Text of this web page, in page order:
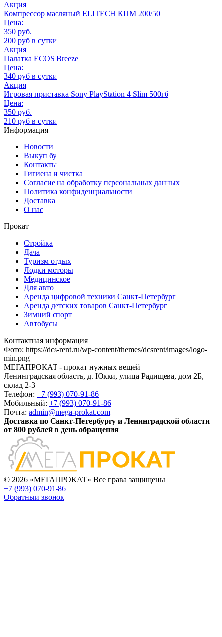
Акция
Компрессор масляный ELITECH КПМ 200/50
Цена:
350 руб.
200 руб в сутки
Акция
Палатка ECOS Breeze
Цена:
340 руб в сутки
Акция
Игровая приставка Sony PlayStation 4 Slim 500гб
Цена:
350 руб.
210 руб в сутки
Информация
Новости
Выкуп бу
Контакты
Гигиена и чистка
Согласие на обработку персональных данных
Политика конфиденциальности
Доставка
О нас
Прокат
Стройка
Дача
Туризм отдых
Лодки моторы
Медицинское
Для авто
Аренда цифровой техники Санкт-Петербург
Аренда детских товаров Санкт-Петербург
Зимний спорт
Автобусы
Контактная информация
Фото: https://dcs-rent.ru/wp-content/themes/dcsrent/images/logo-
min.png
МЕГАПРОКАТ - прокат нужных вещей
Ленинградская область, д. Юкки, улица Радищева, дом 2Б,
склад 2-3
Телефон: +7 (993) 070-91-86
Мобильный: +7 (993) 070-91-86
Почта: admin@mega-prokat.com
Доставка по Санкт-Петербургу и Ленинградской области
от 800 рублей в день обращения
© 2026 «МЕГАПРОКАТ» Все права защищены
+7 (993) 070-91-86
Обратный звонок